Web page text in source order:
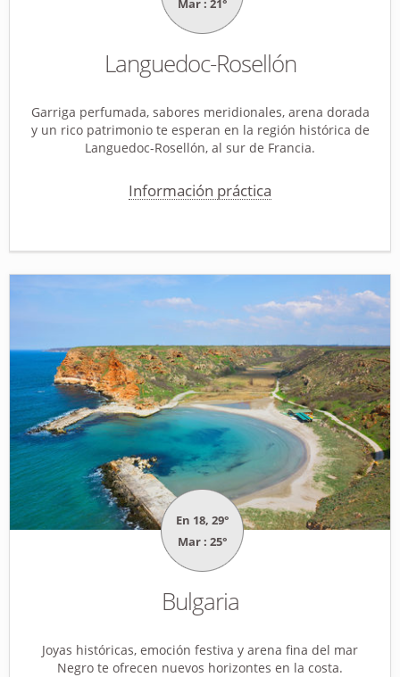
Mar : 21°
Languedoc-Rosellón
Garriga perfumada, sabores meridionales, arena dorada
y un rico patrimonio te esperan en la región histórica de
Languedoc-Rosellón, al sur de Francia.
Información práctica
En 18, 29°
Mar : 25°
Bulgaria
Joyas históricas, emoción festiva y arena fina del mar
Negro te ofrecen nuevos horizontes en la costa.